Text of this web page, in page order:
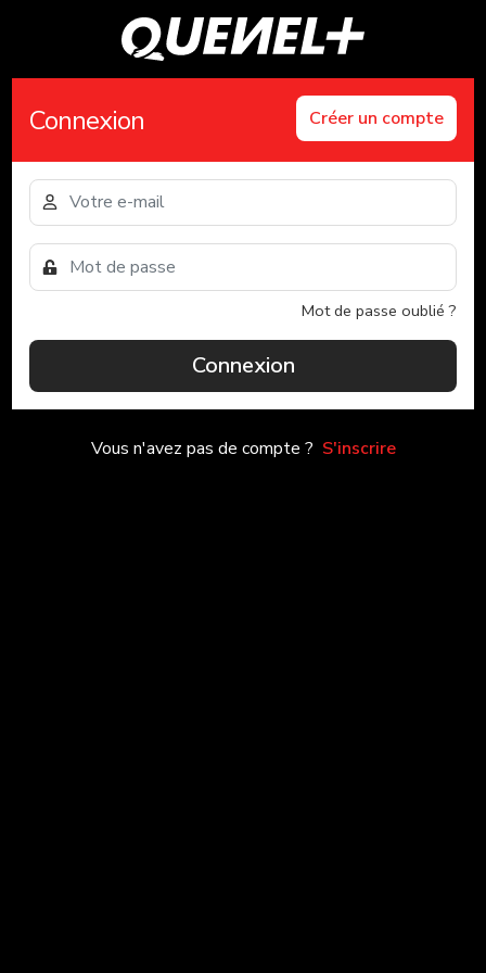
Connexion Créer un compte
Mot de passe oublié ?
Connexion
Vous n'avez pas de compte ? S'inscrire